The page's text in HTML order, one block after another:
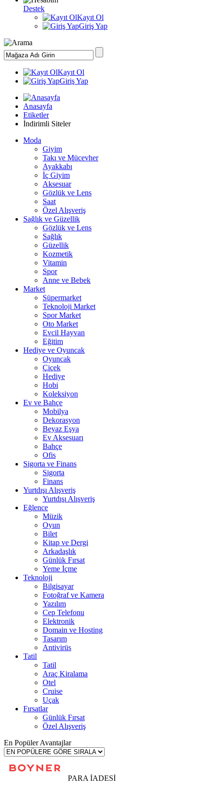
Destek
Kayıt Ol
Giriş Yap
Kayıt Ol
Giriş Yap
Anasayfa
Etiketler
İndirimli Siteler
Moda
Giyim
Takı ve Mücevher
Ayakkabı
İç Giyim
Aksesuar
Gözlük ve Lens
Saat
Özel Alışveriş
Sağlık ve Güzellik
Gözlük ve Lens
Sağlık
Güzellik
Kozmetik
Vitamin
Spor
Anne ve Bebek
Market
Süpermarket
Teknoloji Market
Spor Market
Oto Market
Evcil Hayvan
Eğitim
Hediye ve Oyuncak
Oyuncak
Çiçek
Hediye
Hobi
Koleksiyon
Ev ve Bahçe
Mobilya
Dekorasyon
Beyaz Eşya
Ev Aksesuarı
Bahçe
Ofis
Sigorta ve Finans
Sigorta
Finans
Yurtdışı Alışveriş
Yurtdışı Alışveriş
Eğlence
Müzik
Oyun
Bilet
Kitap ve Dergi
Arkadaşlık
Günlük Fırsat
Yeme İçme
Teknoloji
Bilgisayar
Fotoğraf ve Kamera
Yazılım
Cep Telefonu
Elektronik
Domain ve Hosting
Tasarım
Antivirüs
Tatil
Tatil
Araç Kiralama
Otel
Cruise
Uçak
Fırsatlar
Günlük Fırsat
Özel Alışveriş
En Popüler Avantajlar
PARA İADESİ